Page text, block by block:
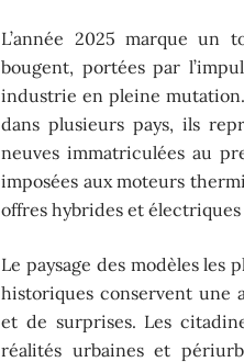
L’année 2025 marque un
bougent, portées par
industrie en pleine
dans plusieurs pays, ils
neuves immatriculées au
imposées aux moteurs
offres hybrides et
Le paysage des modèles les
historiques conservent une
et de surprises. Les
réalités urbaines et